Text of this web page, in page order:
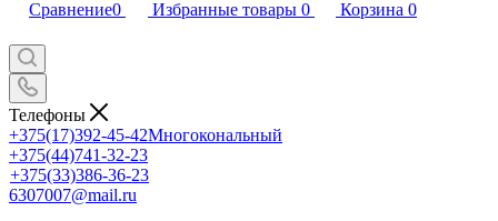
Сравнение0 Избранные товары 0 Корзина 0
Телефоны
+375(17)392-45-42Многокональный
+375(44)741-32-23
+375(33)386-36-23
6307007@mail.ru